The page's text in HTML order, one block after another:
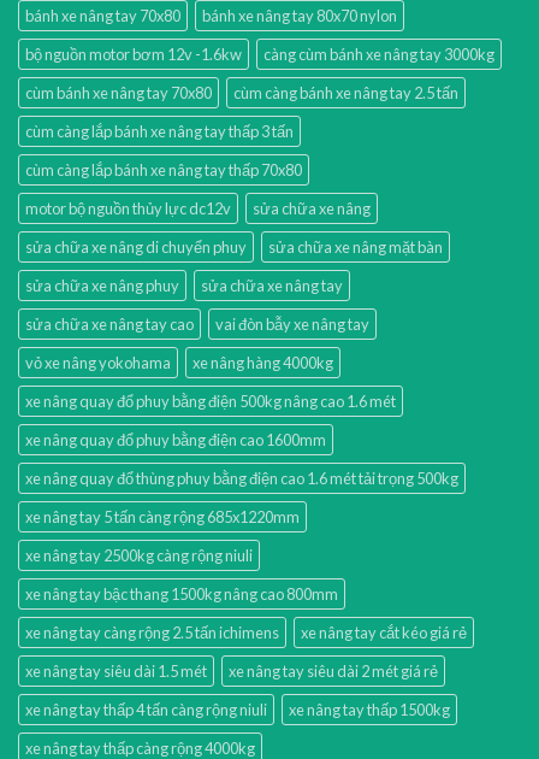
bánh xe nâng tay 70x80
bánh xe nâng tay 80x70 nylon
bộ nguồn motor bơm 12v -1.6kw
càng cùm bánh xe nâng tay 3000kg
cùm bánh xe nâng tay 70x80
cùm càng bánh xe nâng tay 2.5 tấn
cùm càng lắp bánh xe nâng tay thấp 3 tấn
cùm càng lắp bánh xe nâng tay thấp 70x80
motor bộ nguồn thủy lực dc12v
sửa chữa xe nâng
sửa chữa xe nâng di chuyển phuy
sửa chữa xe nâng mặt bàn
sửa chữa xe nâng phuy
sửa chữa xe nâng tay
sửa chữa xe nâng tay cao
vai đòn bẫy xe nâng tay
vỏ xe nâng yokohama
xe nâng hàng 4000kg
xe nâng quay đổ phuy bằng điện 500kg nâng cao 1.6 mét
xe nâng quay đổ phuy bằng điện cao 1600mm
xe nâng quay đổ thùng phuy bằng điện cao 1.6 mét tải trọng 500kg
xe nâng tay 5 tấn càng rộng 685x1220mm
xe nâng tay 2500kg càng rộng niuli
xe nâng tay bậc thang 1500kg nâng cao 800mm
xe nâng tay càng rộng 2.5 tấn ichimens
xe nâng tay cắt kéo giá rẻ
xe nâng tay siêu dài 1.5 mét
xe nâng tay siêu dài 2 mét giá rẻ
xe nâng tay thấp 4 tấn càng rộng niuli
xe nâng tay thấp 1500kg
xe nâng tay thấp càng rộng 4000kg